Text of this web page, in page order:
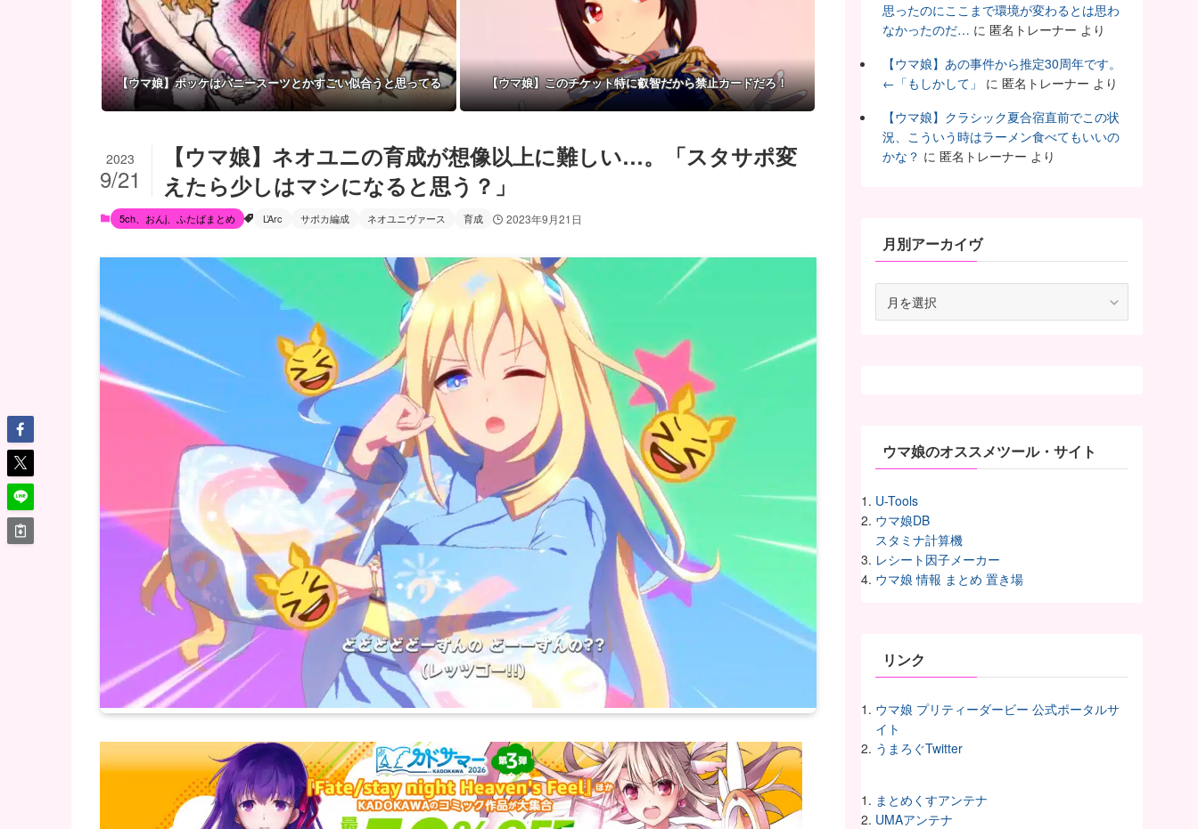
【ウマ娘】ポッケはバニースーツとかすごい似合うと思ってる 【ウマ娘】このチケット特に叡智だから禁止カードだろ！
【ウマ娘】ネオユニの育成が想像以上に難しい…。「スタサポ変
えたら少しはマシになると思う？」
2023
9/21
5ch、おんj、ふたばまとめ L’Arc サポカ編成 ネオユニヴァース 育成 2023年9月21日
思ったのにここまで環境が変わるとは思わ
なかったのだ… に 匿名トレーナー より
【ウマ娘】あの事件から推定30周年です。
←「もしかして」
に 匿名トレーナー より
【ウマ娘】クラシック夏合宿直前でこの状
況、こういう時はラーメン食べてもいいの
かな？ に 匿名トレーナー より
月別アーカイヴ
ウマ娘のオススメツール・サイト
U-Tools
ウマ娘DB
スタミナ計算機
レシート因子メーカー
ウマ娘 情報 まとめ 置き場
リンク
ウマ娘 プリティーダービー 公式ポータルサ
イト
うまろぐTwitter
まとめくすアンテナ
UMAアンテナ